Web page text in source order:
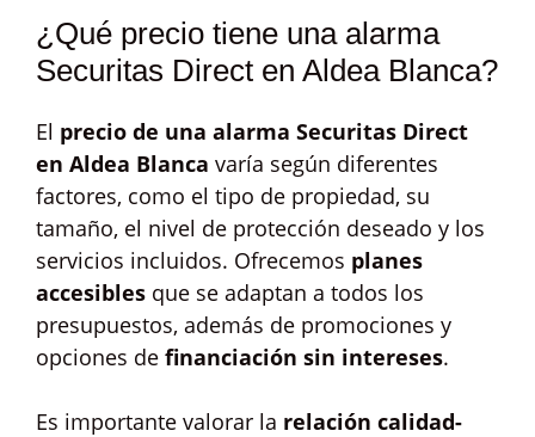
¿Qué precio tiene una alarma
Securitas Direct en Aldea Blanca?
El precio de una alarma Securitas Direct
en Aldea Blanca varía según diferentes
factores, como el tipo de propiedad, su
tamaño, el nivel de protección deseado y los
servicios incluidos. Ofrecemos planes
accesibles que se adaptan a todos los
presupuestos, además de promociones y
opciones de financiación sin intereses.
Es importante valorar la relación calidad-